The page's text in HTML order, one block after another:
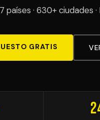
países · 630+ ciudades
GRATIS